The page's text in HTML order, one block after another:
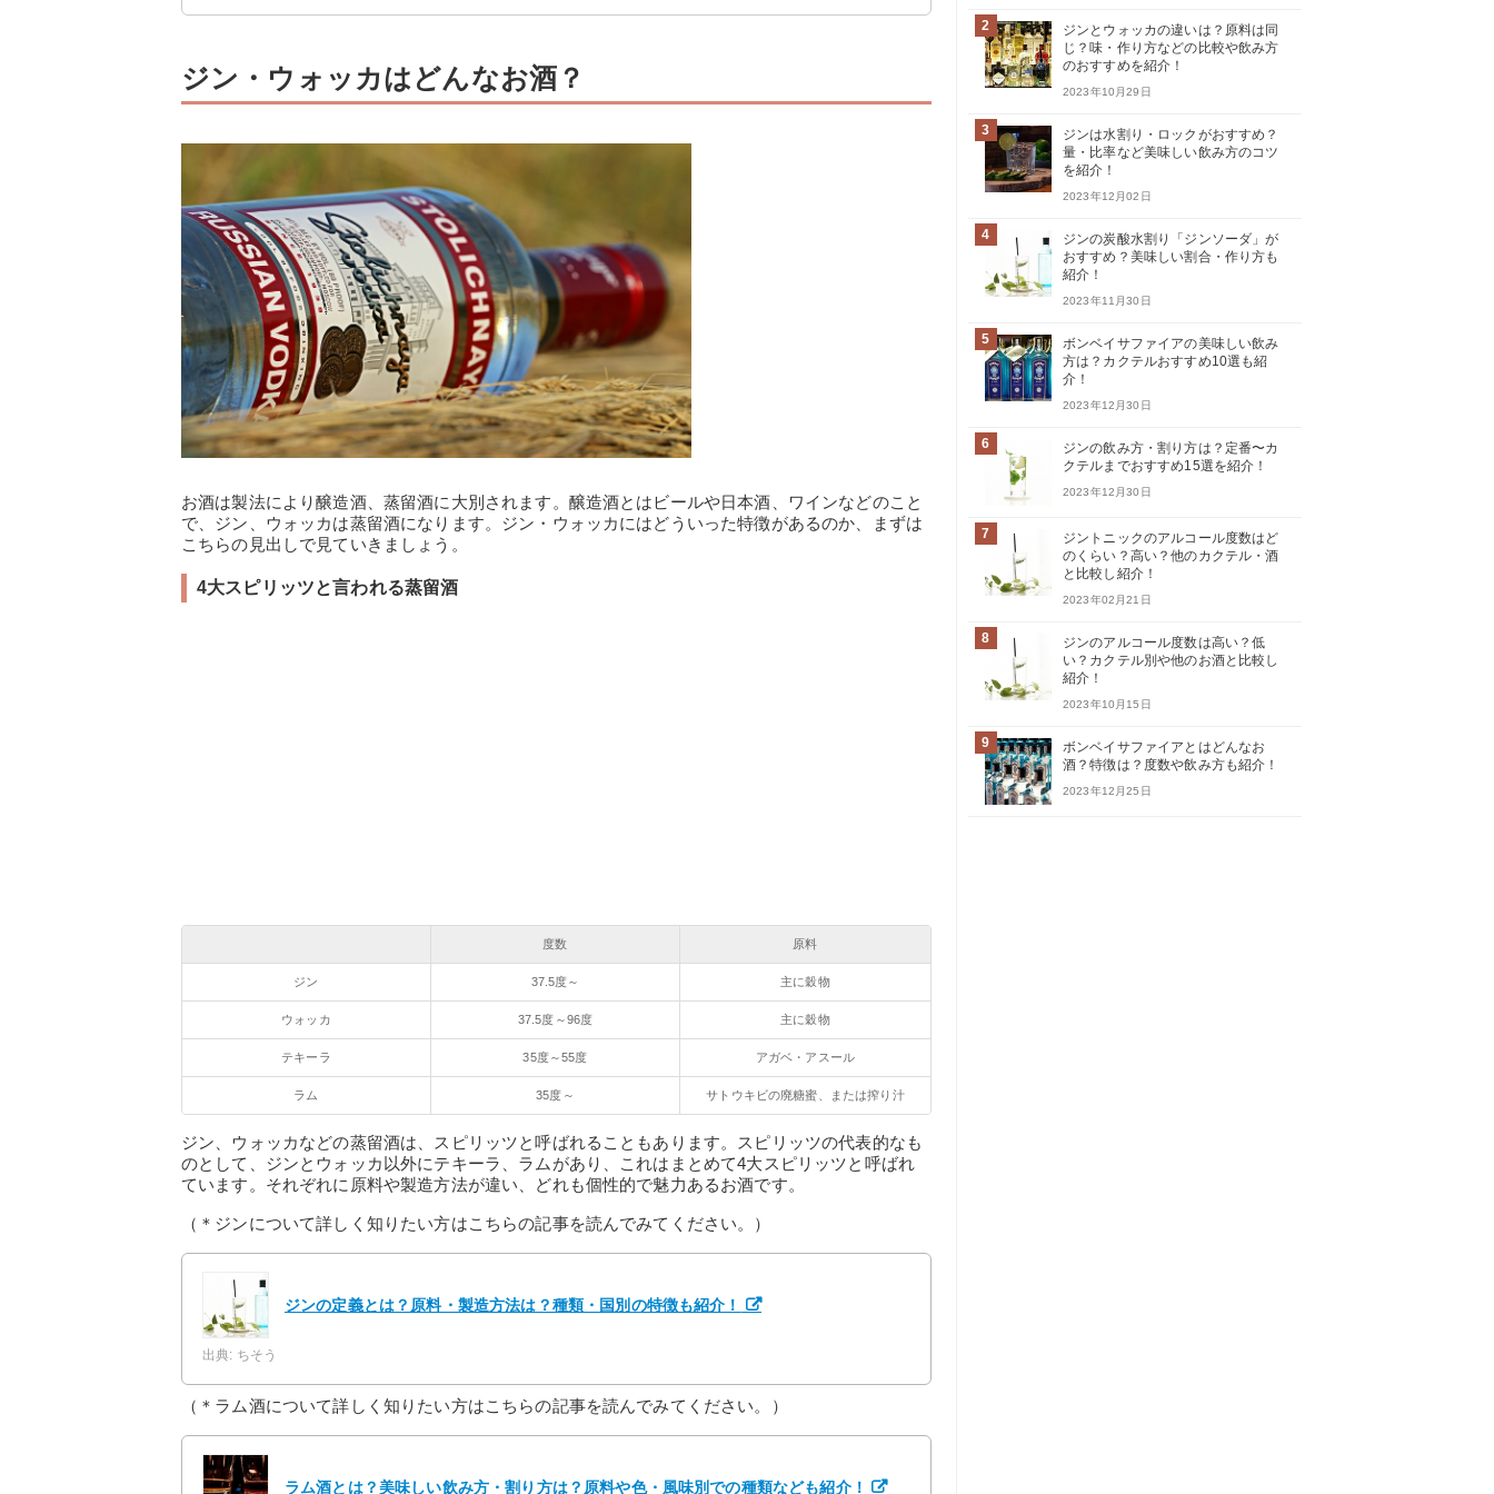
ジン・ウォッカはどんなお酒？
お酒は製法により醸造酒、蒸留酒に大別されます。醸造酒とはビールや日本酒、ワインなどのこと
で、ジン、ウォッカは蒸留酒になります。ジン・ウォッカにはどういった特徴があるのか、まずは
こちらの見出しで見ていきましょう。
4大スピリッツと言われる蒸留酒
度数 原料
ジン 37.5度～ 主に穀物
ウォッカ 37.5度～96度 主に穀物
テキーラ 35度～55度 アガベ・アスール
ラム 35度～ サトウキビの廃糖蜜、または搾り汁
ジン、ウォッカなどの蒸留酒は、スピリッツと呼ばれることもあります。スピリッツの代表的なも
のとして、ジンとウォッカ以外にテキーラ、ラムがあり、これはまとめて4大スピリッツと呼ばれ
ています。それぞれに原料や製造方法が違い、どれも個性的で魅力あるお酒です。
（＊ジンについて詳しく知りたい方はこちらの記事を読んでみてください。）
ジンの定義とは？原料・製造方法は？種類・国別の特徴も紹介！
出典: ちそう
（＊ラム酒について詳しく知りたい方はこちらの記事を読んでみてください。）
ラム酒とは？美味しい飲み方・割り方は？原料や色・風味別での種類なども紹介！
2
ジンとウォッカの違いは？原料は同
じ？味・作り方などの比較や飲み方
のおすすめを紹介！
2023年10月29日
3
ジンは水割り・ロックがおすすめ？
量・比率など美味しい飲み方のコツ
を紹介！
2023年12月02日
4
ジンの炭酸水割り「ジンソーダ」が
おすすめ？美味しい割合・作り方も
紹介！
2023年11月30日
5
ボンベイサファイアの美味しい飲み
方は？カクテルおすすめ10選も紹
介！
2023年12月30日
6
ジンの飲み方・割り方は？定番〜カ
クテルまでおすすめ15選を紹介！
2023年12月30日
7
ジントニックのアルコール度数はど
のくらい？高い？他のカクテル・酒
と比較し紹介！
2023年02月21日
8
ジンのアルコール度数は高い？低
い？カクテル別や他のお酒と比較し
紹介！
2023年10月15日
9
ボンベイサファイアとはどんなお
酒？特徴は？度数や飲み方も紹介！
2023年12月25日